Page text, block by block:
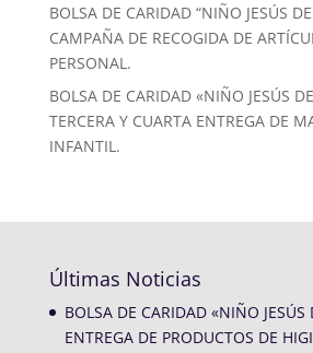
BOLSA DE CARIDAD “NIÑO JESÚS
CAMPAÑA DE RECOGIDA DE
PERSONAL.
BOLSA DE CARIDAD «NIÑO JESÚS
TERCERA Y CUARTA ENTREGA DE
INFANTIL.
Últimas Noticias
BOLSA DE CARIDAD «NIÑO JESÚS
ENTREGA DE PRODUCTOS DE